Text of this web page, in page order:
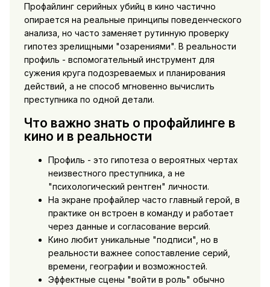
Профайлинг серийных убийц в кино частично
опирается на реальные принципы поведенческого
анализа, но часто заменяет рутинную проверку
гипотез зрелищными "озарениями". В реальности
профиль - вспомогательный инструмент для
сужения круга подозреваемых и планирования
действий, а не способ мгновенно вычислить
преступника по одной детали.
Что важно знать о профайлинге в
кино и в реальности
Профиль - это гипотеза о вероятных чертах
неизвестного преступника, а не
"психологический рентген" личности.
На экране профайлер часто главный герой, в
практике он встроен в команду и работает
через данные и согласование версий.
Кино любит уникальные "подписи", но в
реальности важнее сопоставление серий,
времени, географии и возможностей.
Эффектные сцены "войти в роль" обычно